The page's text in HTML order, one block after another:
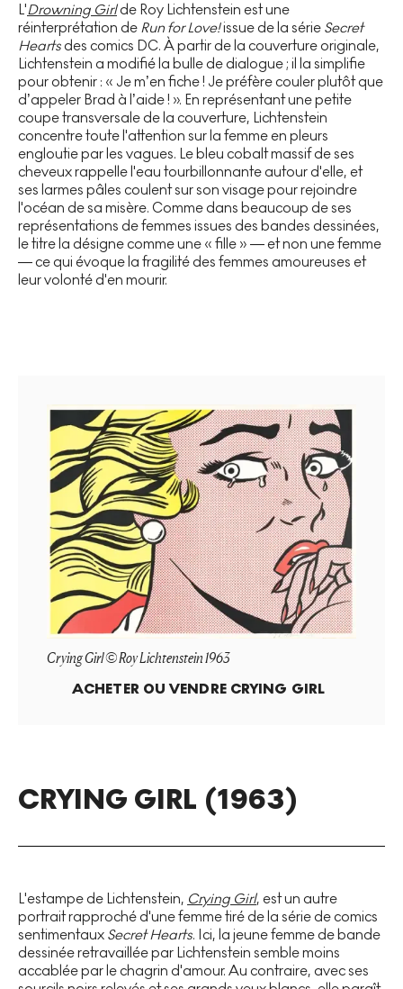
L'Drowning Girlde Roy Lichtenstein est une
réinterprétation de Run forLove!issue de la série Secret
Hearts des comics DC. À partir de la couverture originale,
Lichtenstein a modifié la bulle de dialogue ; il la simplifie
pour obtenir : « Je m’en fiche ! Je préfère couler plutôt que
d’appeler Brad à l’aide ! ». En représentant une petite
coupe transversale de la couverture, Lichtenstein
concentre toute l'attention sur la femme en pleurs
engloutie par les vagues. Le bleu cobalt massif de ses
cheveux rappelle l'eau tourbillonnante autour d'elle, et
ses larmes pâles coulent sur son visage pour rejoindre
l'océan de sa misère. Comme dans beaucoup de ses
représentations de femmes issues des bandes dessinées,
le titre la désigne comme une « fille » — et non une femme
— ce qui évoque la fragilité des femmes amoureuses et
leur volonté d'en mourir.
Crying Girl © Roy Lichtenstein 1963
ACHETER OU VENDRE CRYING GIRL
CRYING GIRL (1963)
L'estampe de Lichtenstein, Crying Girl, est un autre
portrait rapproché d'une femme tiré de la série de comics
sentimentaux Secret Hearts. Ici, la jeune femme de bande
dessinée retravaillée par Lichtenstein semble moins
accablée par le chagrin d'amour. Au contraire, avec ses